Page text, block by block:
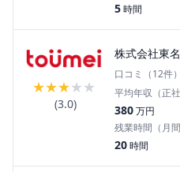
5時間
★★★★★
(3.0)
株式会社東名
口コミ（12件）
平均年収（正社
380万円
残業時間（月間
20時間